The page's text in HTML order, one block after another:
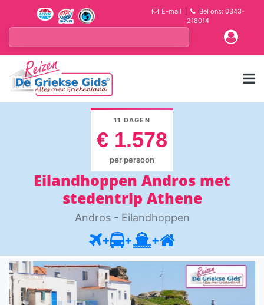
E-mail
Bel ons: 0343-
218014
11 DAGEN
€ 1.578
per persoon
Eilandhoppen Andros met
stedentrip Athene
Andros - Eilandhoppen
+ + +